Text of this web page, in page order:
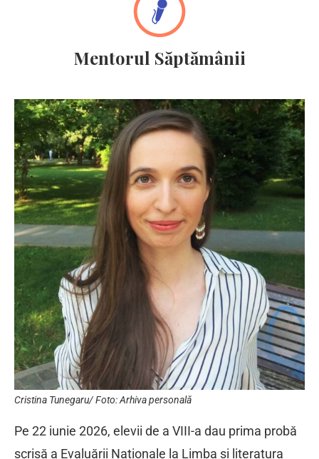
Mentorul Săptămânii
Cristina Tunegaru/ Foto: Arhiva personală
Pe 22 iunie 2026, elevii de a VIII-a dau prima probă
scrisă a Evaluării Naționale la Limba și literatura